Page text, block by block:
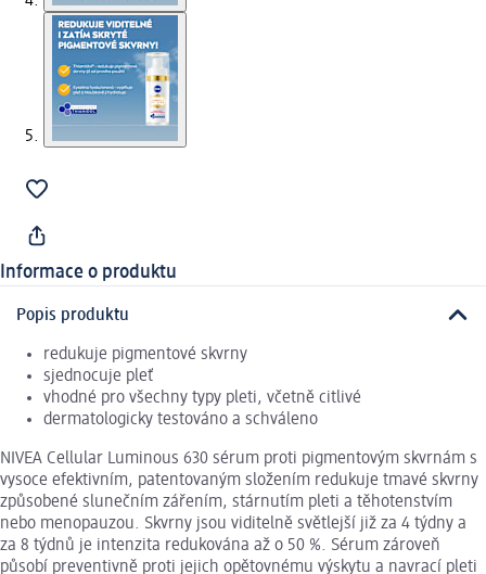
Informace o produktu
Popis produktu
redukuje pigmentové skvrny
sjednocuje pleť
vhodné pro všechny typy pleti, včetně citlivé
dermatologicky testováno a schváleno
NIVEA Cellular Luminous 630 sérum proti pigmentovým skvrnám s
vysoce efektivním, patentovaným složením redukuje tmavé skvrny
způsobené slunečním zářením, stárnutím pleti a těhotenstvím
nebo menopauzou. Skvrny jsou viditelně světlejší již za 4 týdny a
za 8 týdnů je intenzita redukována až o 50 %. Sérum zároveň
působí preventivně proti jejich opětovnému výskytu a navrací pleti